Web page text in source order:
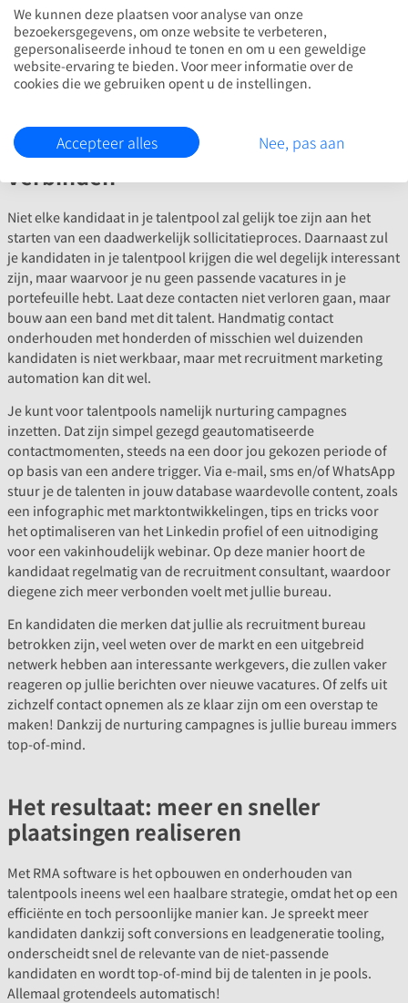
Op deze manier hoeven recruiters zich alleen maar bezig te
houden met relevante kandidaten. Dat scheelt veel tijd en
bijkomend voordeel: kandidaten zijn vaak blij met deze snelheid
en duidelijkheid in het proces. Vooral als je de automatische
opvolging zo persoonlijk mogelijk inricht.
Stap 3: kandidaten aan je bureau
verbinden
Niet elke kandidaat in je talentpool zal gelijk toe zijn aan het
starten van een daadwerkelijk sollicitatieproces. Daarnaast zul
je kandidaten in je talentpool krijgen die wel degelijk interessant
zijn, maar waarvoor je nu geen passende vacatures in je
portefeuille hebt. Laat deze contacten niet verloren gaan, maar
bouw aan een band met dit talent. Handmatig contact
onderhouden met honderden of misschien wel duizenden
kandidaten is niet werkbaar, maar met recruitment marketing
automation kan dit wel.
Je kunt voor talentpools namelijk nurturing campagnes
inzetten. Dat zijn simpel gezegd geautomatiseerde
contactmomenten, steeds na een door jou gekozen periode of
op basis van een andere trigger. Via e-mail, sms en/of WhatsApp
stuur je de talenten in jouw database waardevolle content, zoals
een infographic met marktontwikkelingen, tips en tricks voor
het optimaliseren van het Linkedin profiel of een uitnodiging
voor een vakinhoudelijk webinar. Op deze manier hoort de
kandidaat regelmatig van de recruitment consultant, waardoor
diegene zich meer verbonden voelt met jullie bureau.
En kandidaten die merken dat jullie als recruitment bureau
betrokken zijn, veel weten over de markt en een uitgebreid
netwerk hebben aan interessante werkgevers, die zullen vaker
reageren op jullie berichten over nieuwe vacatures. Of zelfs uit
zichzelf contact opnemen als ze klaar zijn om een overstap te
maken! Dankzij de nurturing campagnes is jullie bureau immers
top-of-mind.
Het resultaat: meer en sneller
plaatsingen realiseren
Met RMA software is het opbouwen en onderhouden van
talentpools ineens wel een haalbare strategie, omdat het op een
efficiënte en toch persoonlijke manier kan. Je spreekt meer
kandidaten dankzij soft conversions en leadgeneratie tooling,
onderscheidt snel de relevante van de niet-passende
kandidaten en wordt top-of-mind bij de talenten in je pools.
Allemaal grotendeels automatisch!
We kunnen deze plaatsen voor analyse van onze
bezoekersgegevens, om onze website te verbeteren,
gepersonaliseerde inhoud te tonen en om u een geweldige
website-ervaring te bieden. Voor meer informatie over de
cookies die we gebruiken opent u de instellingen.
Accepteer alles Nee, pas aan